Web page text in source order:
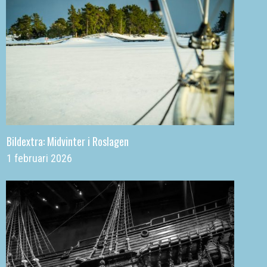
Bildextra: Midvinter i Roslagen
1 februari 2026